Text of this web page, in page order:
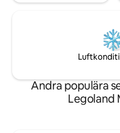
Andra populära
Legoland